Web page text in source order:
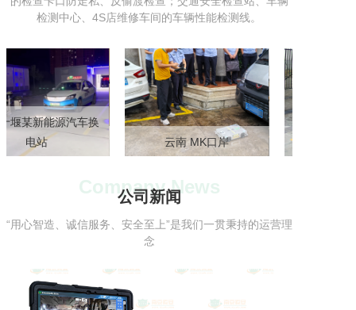
检测中心、4S店维修车间的车辆性能检测线。
某戒毒所 上海 某国际机场 北京 某4F级国
能源汽车换
云南 MK口岸 内蒙古 GQMD
Company News
公司新闻
“用心智造、诚信服务、安全至上”是我们一贯秉持的运营理
念